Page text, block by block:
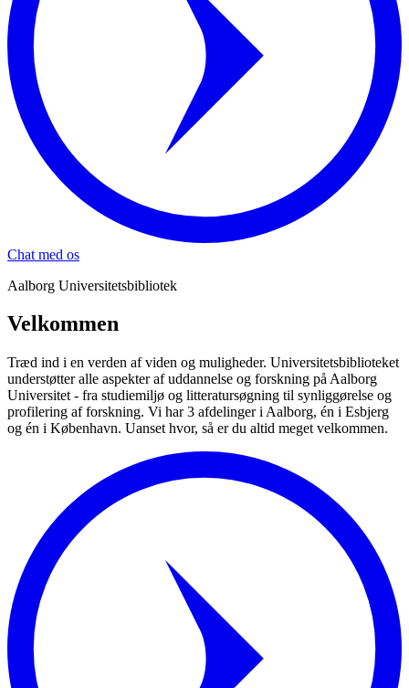
Chat med os
Aalborg Universitetsbibliotek
Vel­kom­men
Træd ind i en verden af viden og muligheder. Universitetsbiblioteket
understøtter alle aspekter af uddannelse og forskning på Aalborg
Universitet - fra studiemiljø og litteratursøgning til synliggørelse og
profilering af forskning. Vi har 3 afdelinger i Aalborg, én i Esbjerg
og én i København. Uanset hvor, så er du altid meget velkommen.